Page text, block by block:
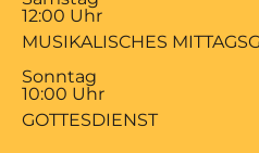
12:00 Uhr
MUSIKALISCHES
Sonntag
10:00 Uhr
GOTTESDIENST